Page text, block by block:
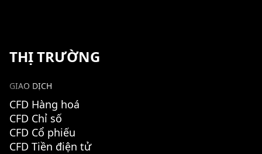
THỊ TRƯỜNG
GIAO DỊCH
CFD Hàng hoá
CFD Chỉ số
CFD Cổ phiếu
CFD Tiền điện tử